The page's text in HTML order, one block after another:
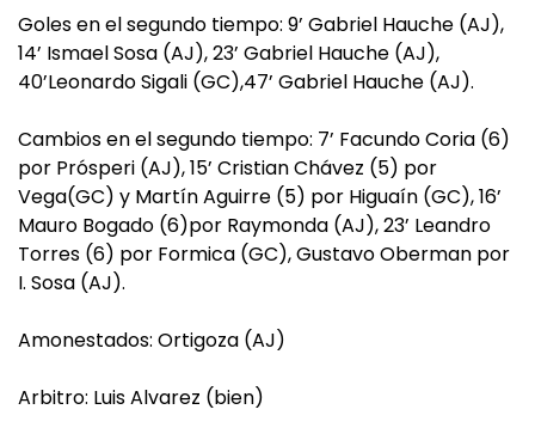
Goles en el segundo tiempo: 9’ Gabriel Hauche (AJ),
14’ Ismael Sosa (AJ), 23’ Gabriel Hauche (AJ),
40’Leonardo Sigali (GC),47’ Gabriel Hauche (AJ).
Cambios en el segundo tiempo: 7’ Facundo Coria (6)
por Prósperi (AJ), 15’ Cristian Chávez (5) por
Vega(GC) y Martín Aguirre (5) por Higuaín (GC), 16’
Mauro Bogado (6)por Raymonda (AJ), 23’ Leandro
Torres (6) por Formica (GC), Gustavo Oberman por
I. Sosa (AJ).
Amonestados: Ortigoza (AJ)
Arbitro: Luis Alvarez (bien)